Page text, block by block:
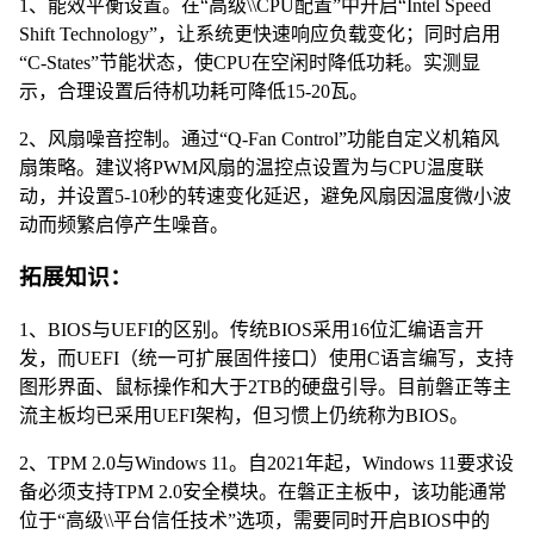
1、能效平衡设置。在“高级\\CPU配置”中开启“Intel Speed
Shift Technology”，让系统更快速响应负载变化；同时启用
“C-States”节能状态，使CPU在空闲时降低功耗。实测显
示，合理设置后待机功耗可降低15-20瓦。
2、风扇噪音控制。通过“Q-Fan Control”功能自定义机箱风
扇策略。建议将PWM风扇的温控点设置为与CPU温度联
动，并设置5-10秒的转速变化延迟，避免风扇因温度微小波
动而频繁启停产生噪音。
拓展知识：
1、BIOS与UEFI的区别。传统BIOS采用16位汇编语言开
发，而UEFI（统一可扩展固件接口）使用C语言编写，支持
图形界面、鼠标操作和大于2TB的硬盘引导。目前磐正等主
流主板均已采用UEFI架构，但习惯上仍统称为BIOS。
2、TPM 2.0与Windows 11。自2021年起，Windows 11要求设
备必须支持TPM 2.0安全模块。在磐正主板中，该功能通常
位于“高级\\平台信任技术”选项，需要同时开启BIOS中的